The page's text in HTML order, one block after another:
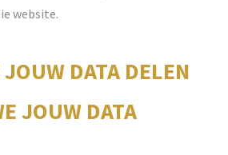
website.
DATA DELEN
JOUW DATA